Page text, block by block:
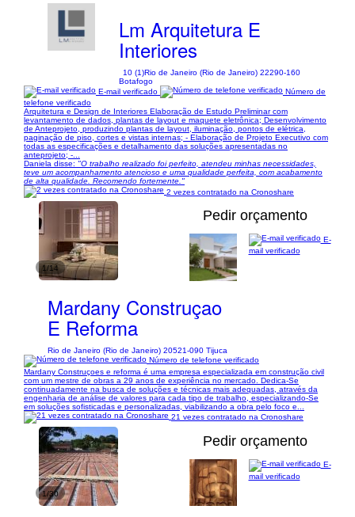
Lm Arquitetura E
Interiores
10 (1)Rio de Janeiro (Rio de Janeiro) 22290-160
Botafogo
E-mail verificado
Número de
telefone verificado
Arquitetura e Design de Interiores Elaboração de Estudo Preliminar com
levantamento de dados, plantas de layout e maquete eletrônica; Desenvolvimento
de Anteprojeto, produzindo plantas de layout, iluminação, pontos de elétrica,
paginação de piso, cortes e vistas internas; - Elaboração de Projeto Executivo com
todas as especificações e detalhamento das soluções apresentadas no
anteprojeto; -...
Daniela disse: "O trabalho realizado foi perfeito, atendeu minhas necessidades,
teve um acompanhamento atencioso e uma qualidade perfeita, com acabamento
de alta qualidade. Recomendo fortemente."
2 vezes contratado na Cronoshare
1/14
Pedir orçamento
Mardany Construçao
E Reforma
Rio de Janeiro (Rio de Janeiro) 20521-090 Tijuca
E-
mail verificado
Número de telefone verificado
Mardany Construçoes e reforma é uma empresa especializada em construção civil
com um mestre de obras a 29 anos de experiência no mercado. Dedica-Se
continuadamente na busca de soluções e técnicas mais adequadas, através da
engenharia de análise de valores para cada tipo de trabalho, especializando-Se
em soluções sofisticadas e personalizadas, viabilizando a obra pelo foco e...
21 vezes contratado na Cronoshare
1/30
Pedir orçamento
E-
mail verificado